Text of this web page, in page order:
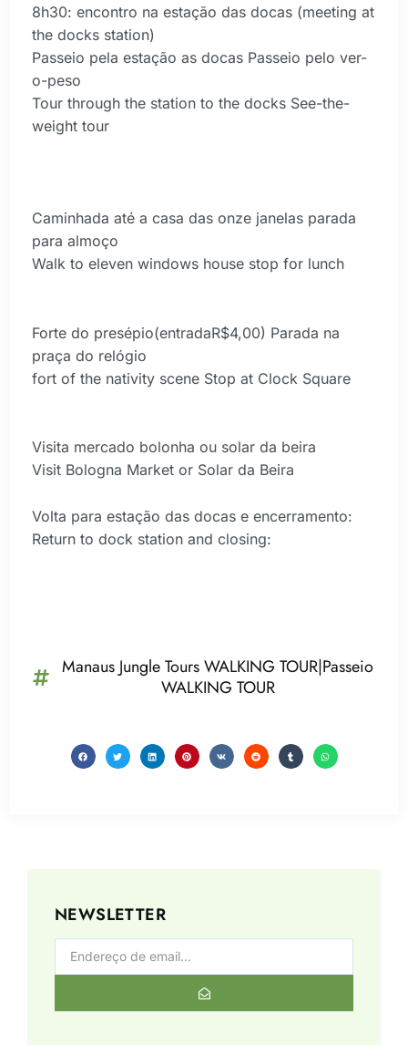
8h30: encontro na estação das docas (meeting at
the docks station)
Passeio pela estação as docas Passeio pelo ver-
o-peso
Tour through the station to the docks See-the-
weight tour
Caminhada até a casa das onze janelas parada
para almoço
Walk to eleven windows house stop for lunch
Forte do presépio(entradaR$4,00) Parada na
praça do relógio
fort of the nativity scene Stop at Clock Square
Visita mercado bolonha ou solar da beira
Visit Bologna Market or Solar da Beira
Volta para estação das docas e encerramento:
Return to dock station and closing:
Manaus Jungle Tours WALKING TOUR|Passeio
WALKING TOUR
NEWSLETTER